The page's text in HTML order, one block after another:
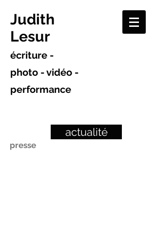
Judith
Lesur
écriture -
photo - vidéo -
performance
actualité
presse